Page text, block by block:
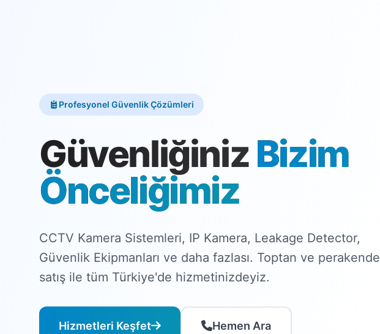
Profesyonel Güvenlik Çözümleri
GüvenliğinizBizim
Önceliğimiz
CCTV Kamera Sistemleri, IP Kamera, Leakage Detector,
Güvenlik Ekipmanları ve daha fazlası. Toptan ve perakende
satış ile tüm Türkiye'de hizmetinizdeyiz.
Hizmetleri Keşfet Hemen Ara